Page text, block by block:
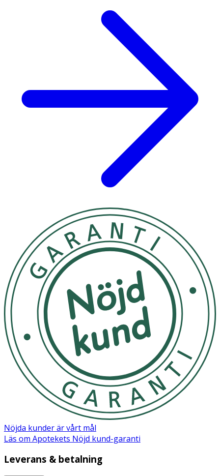
Nöjda kunder är vårt mål
Läs om Apotekets Nöjd kund-garanti
Leverans & betalning